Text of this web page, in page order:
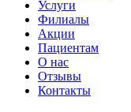
Услуги
Филиалы
Акции
Пациентам
О нас
Отзывы
Контакты